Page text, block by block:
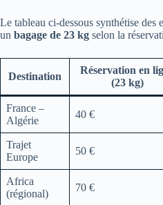
Le tableau ci-dessous synthétise des
un bagage de 23 kg selon la
Destination
Réservation en
(23 kg)
France –
Algérie
40 €
Trajet
Europe
50 €
Africa
(régional)
70 €